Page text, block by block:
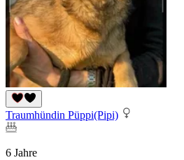
Traumhündin Püppi(Pipi)
6 Jahre